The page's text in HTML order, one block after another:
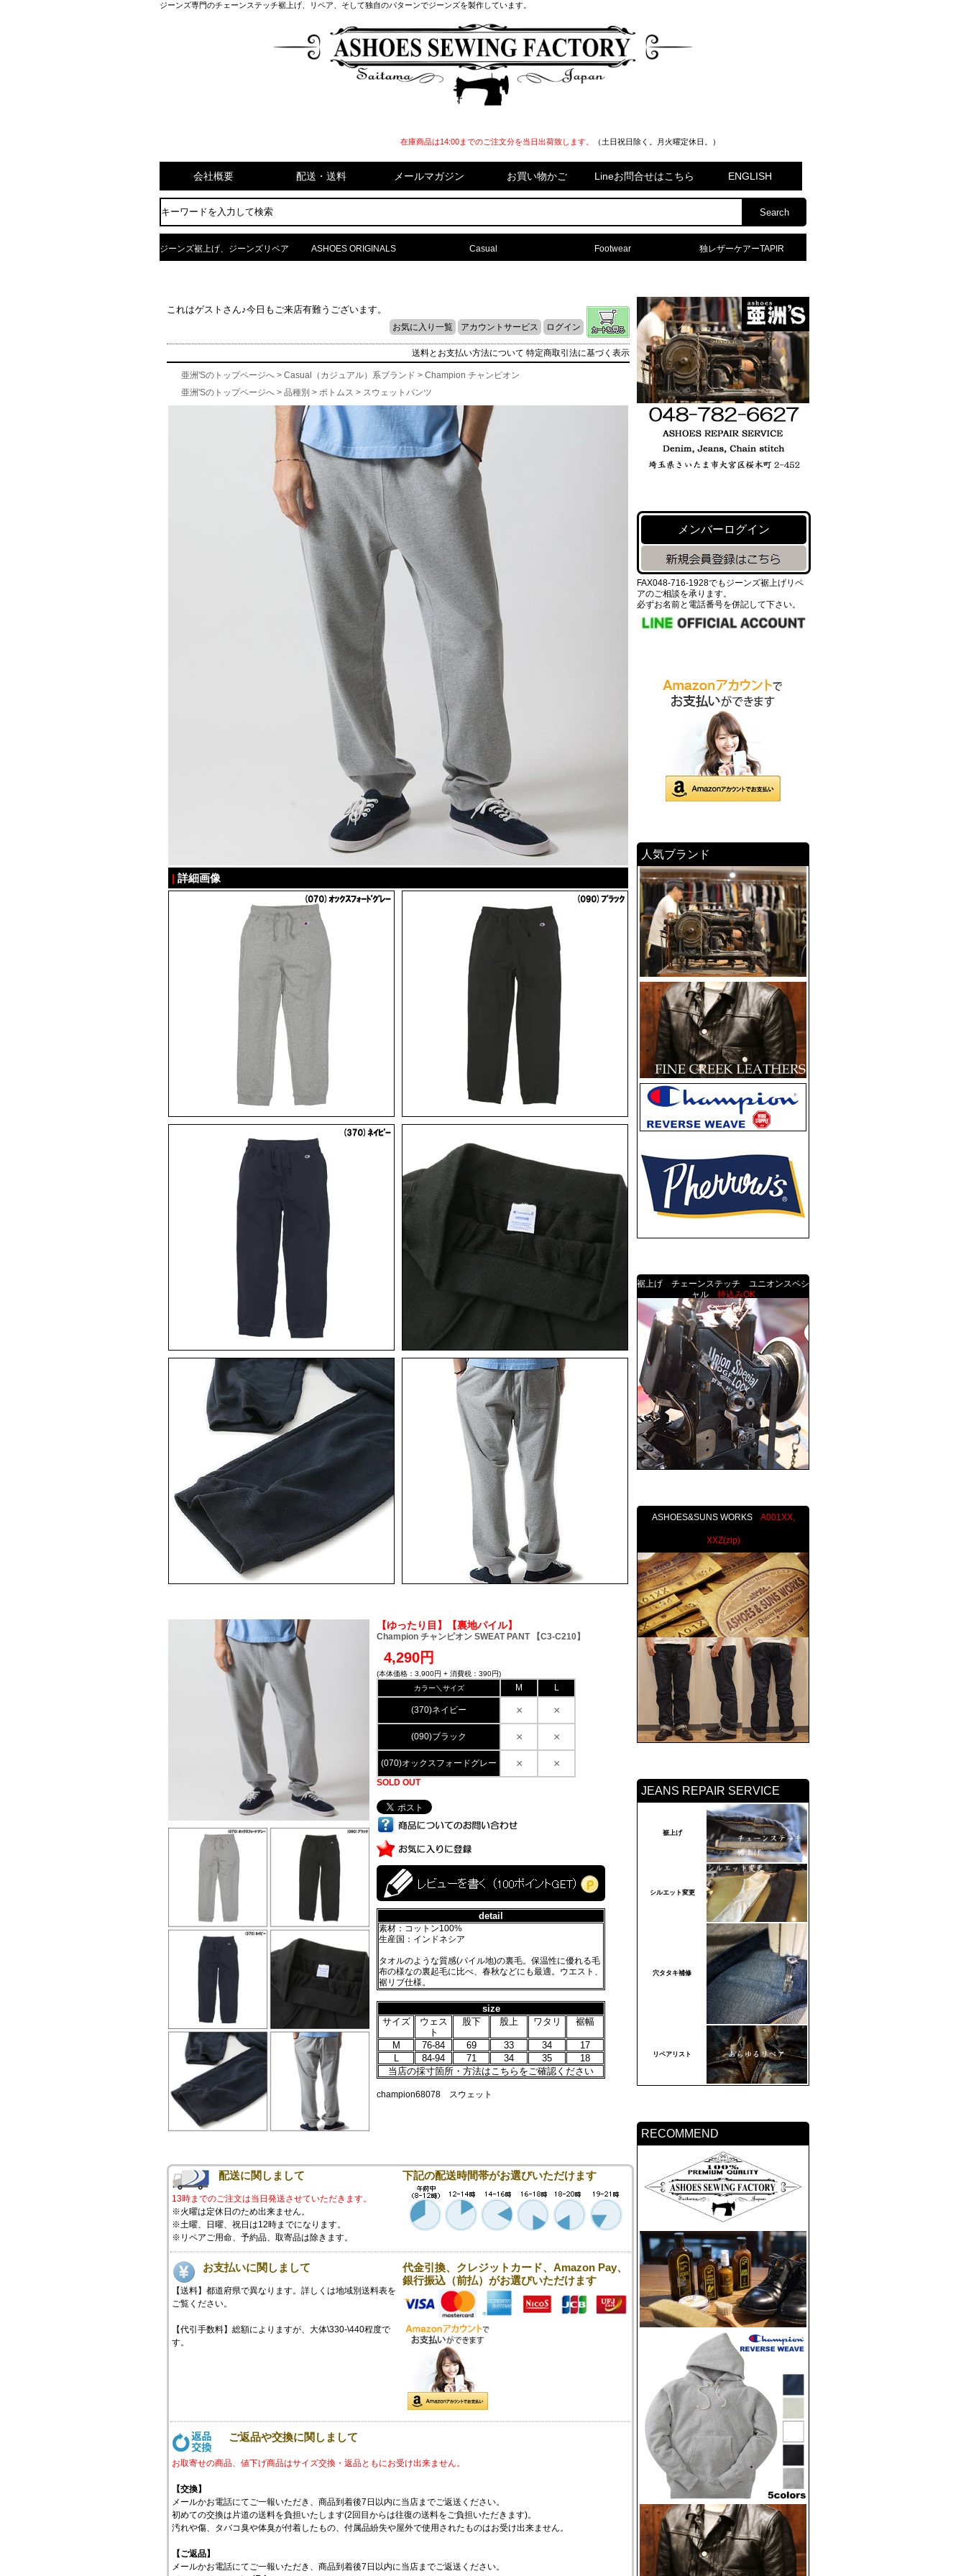
ジーンズ専門のチェーンステッチ裾上げ、リペア、そして独自のパターンでジーンズを製作しています。
在庫商品は14:00までのご注文分を当日出荷致します。 （土日祝日除く。月火曜定休日。）
会社概要 配送・送料 メールマガジン お買い物かご Lineお問合せはこちら ENGLISH
ジーンズ裾上げ、ジーンズリペア ASHOES ORIGINALS Casual Footwear 独レザーケアーTAPIR
これはゲストさん♪今日もご来店有難うございます。
お気に入り一覧 アカウントサービス ログイン
送料とお支払い方法について 特定商取引法に基づく表示
亜洲'Sのトップページへ > Casual（カジュアル）系ブランド > Champion チャンピオン
亜洲'Sのトップページへ > 品種別 > ボトムス > スウェットパンツ
| 詳細画像
【ゆったり目】【裏地パイル】
Champion チャンピオン SWEAT PANT 【C3-C210】
4,290円
(本体価格：3,900円 + 消費税：390円)
カラー＼サイズ
M L
(370)ネイビー × ×
(090)ブラック × ×
(070)オックスフォードグレー × ×
SOLD OUT
detail
素材：コットン100%
生産国：インドネシア
タオルのような質感(パイル地)の裏毛。保温性に優れる毛
布の様なの裏起毛に比べ、春秋などにも最適。ウエスト、
裾リブ仕様。
size
サイズ
ウェス
ト
股下 股上 ワタリ 裾幅
M 76-84 69 33 34
17
L
84-94 71 34 35
18
当店の採寸箇所・方法はこちらをご確認ください
champion68078 スウェット
配送に関しまして
13時までのご注文は当日発送させていただきます。
※火曜は定休日のため出来ません。
※土曜、日曜、祝日は12時までになります。
※リペアご用命、予約品、取寄品は除きます。
下記の配送時間帯がお選びいただけます
お支払いに関しまして
【送料】都道府県で異なります。詳しくは地域別送料表を
ご覧ください。
【代引手数料】総額によりますが、大体\330-\440程度で
す。
代金引換、クレジットカード、Amazon Pay、
銀行振込（前払）がお選びいただけます
ご返品や交換に関しまして
お取寄せの商品、値下げ商品はサイズ交換・返品ともにお受け出来ません。
【交換】
メールかお電話にてご一報いただき、商品到着後7日以内に当店までご返送ください。
初めての交換は片道の送料を負担いたします(2回目からは往復の送料をご負担いただきます)。
汚れや傷、タバコ臭や体臭が付着したもの、付属品紛失や屋外で使用されたものはお受け出来ません。
【ご返品】
メールかお電話にてご一報いただき、商品到着後7日以内に当店までご返送ください。
メンバーログイン
FAX048-716-1928でもジーンズ裾上げリペ
アのご相談を承ります。
必ずお名前と電話番号を併記して下さい。
人気ブランド
裾上げ チェーンステッチ ユニオンスペシ
ャル 持込みOK
ASHOES&SUNS WORKS A001XX,
XXZ(zip)
JEANS REPAIR SERVICE
裾上げ
シルエット変更
穴タタキ補修
リペアリスト
RECOMMEND